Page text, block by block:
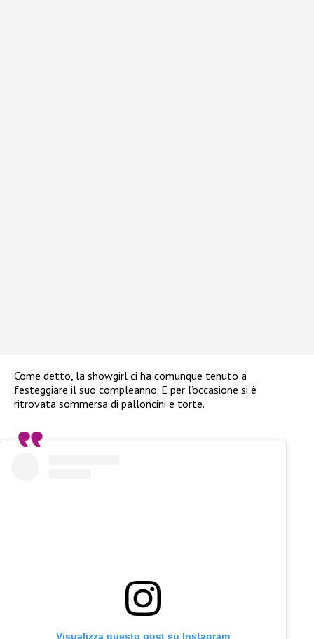
Come detto, la showgirl ci ha comunque tenuto a
festeggiare il suo compleanno. E per l’occasione si è
ritrovata sommersa di palloncini e torte.
Visualizza questo post su Instagram